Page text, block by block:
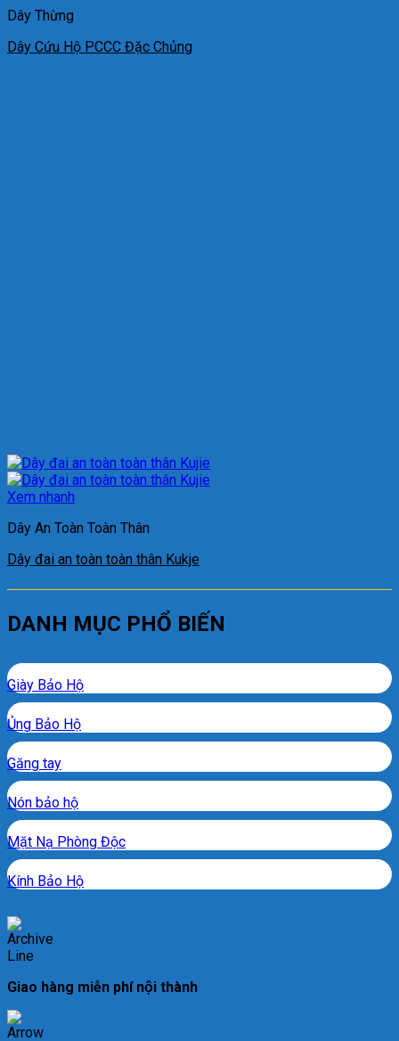
Dây Thừng
Dây Cứu Hộ PCCC Đặc Chủng
Xem nhanh
Dây An Toàn Toàn Thân
Dây đai an toàn toàn thân Kukje
DANH MỤC PHỔ BIẾN
Giày Bảo Hộ
Ủng Bảo Hộ
Găng tay
Nón bảo hộ
Mặt Nạ Phòng Độc
Kính Bảo Hộ
Giao hàng miễn phí nội thành